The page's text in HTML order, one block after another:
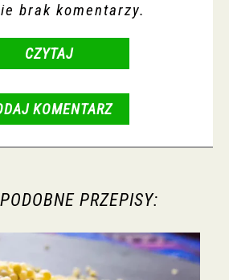
brak komentarzy.
CZYTAJ
KOMENTARZ
PRZEPISY: